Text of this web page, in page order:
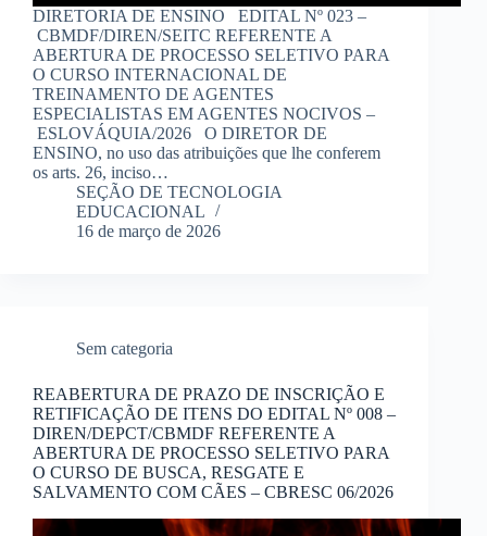
DIRETORIA DE ENSINO EDITAL Nº 023 –
CBMDF/DIREN/SEITC REFERENTE A
ABERTURA DE PROCESSO SELETIVO PARA
O CURSO INTERNACIONAL DE
TREINAMENTO DE AGENTES
ESPECIALISTAS EM AGENTES NOCIVOS –
ESLOVÁQUIA/2026 O DIRETOR DE
ENSINO, no uso das atribuições que lhe conferem
os arts. 26, inciso…
SEÇÃO DE TECNOLOGIA
EDUCACIONAL
16 de março de 2026
Sem categoria
REABERTURA DE PRAZO DE INSCRIÇÃO E
RETIFICAÇÃO DE ITENS DO EDITAL Nº 008 –
DIREN/DEPCT/CBMDF REFERENTE A
ABERTURA DE PROCESSO SELETIVO PARA
O CURSO DE BUSCA, RESGATE E
SALVAMENTO COM CÃES – CBRESC 06/2026